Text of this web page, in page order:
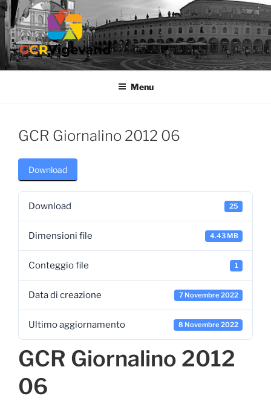
Salta
al
contenuto
GCR VIGEVANO
Gruppo Culturale Ricreativo dell'Ospedale di Vigevano
Menu
GCR Giornalino 2012 06
Download
Download 25
Dimensioni file 4.43 MB
Conteggio file 1
Data di creazione 7 Novembre 2022
Ultimo aggiornamento 8 Novembre 2022
GCR Giornalino 2012
06